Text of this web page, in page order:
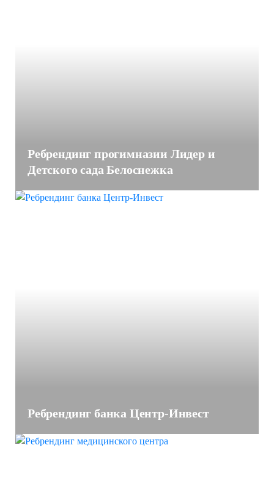
Ребрендинг прогимназии Лидер и
Детского сада Белоснежка
Ребрендинг банка Центр-Инвест